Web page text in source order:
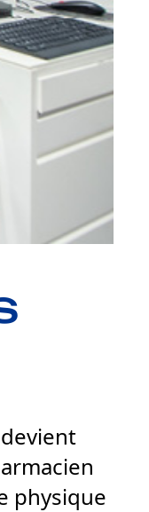
devient
physique